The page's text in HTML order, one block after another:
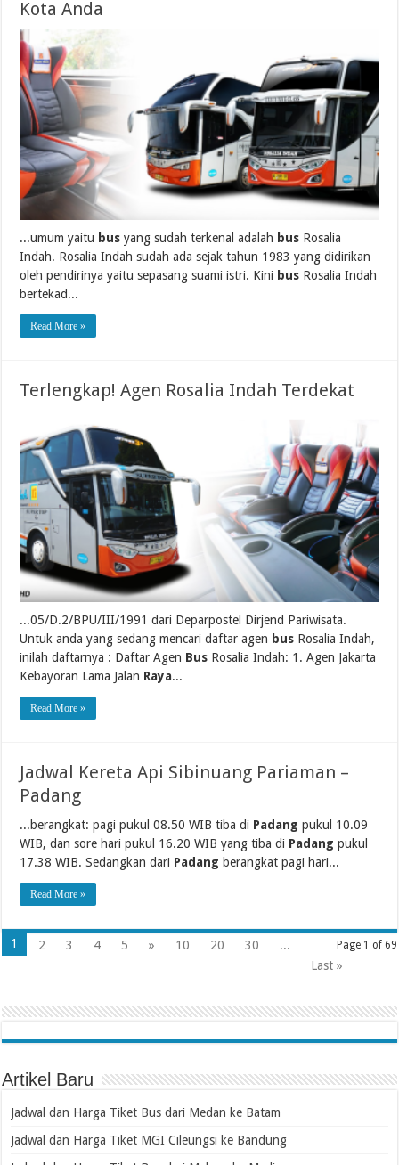
Kota Anda
...umum yaitu bus yang sudah terkenal adalah bus Rosalia
Indah. Rosalia Indah sudah ada sejak tahun 1983 yang didirikan
oleh pendirinya yaitu sepasang suami istri. Kini bus Rosalia Indah
bertekad...
Read More »
Terlengkap! Agen Rosalia Indah Terdekat
...05/D.2/BPU/III/1991 dari Deparpostel Dirjend Pariwisata.
Untuk anda yang sedang mencari daftar agen bus Rosalia Indah,
inilah daftarnya : Daftar Agen Bus Rosalia Indah: 1. Agen Jakarta
Kebayoran Lama Jalan Raya...
Read More »
Jadwal Kereta Api Sibinuang Pariaman –
Padang
...berangkat: pagi pukul 08.50 WIB tiba di Padang pukul 10.09
WIB, dan sore hari pukul 16.20 WIB yang tiba di Padang pukul
17.38 WIB. Sedangkan dari Padang berangkat pagi hari...
Read More »
Page 1 of 69
1 2 3 4 5 » 10 20 30
...
Last »
Artikel Baru
Jadwal dan Harga Tiket Bus dari Medan ke Batam
Jadwal dan Harga Tiket MGI Cileungsi ke Bandung